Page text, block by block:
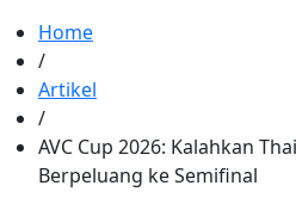
Home
/
Artikel
/
AVC Cup 2026: Kalahkan
Berpeluang ke Semifinal